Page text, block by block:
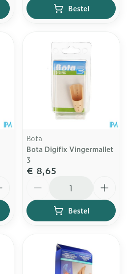
Bestel
Bota
Bota Digifix Vingermallet
3
€ 8,65
Bestel